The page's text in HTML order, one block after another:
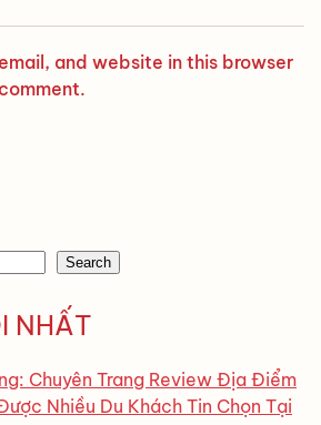
and website in this browser
Search
NHẤT
Chuyên Trang Review Địa Điểm
Nhiều Du Khách Tin Chọn Tại